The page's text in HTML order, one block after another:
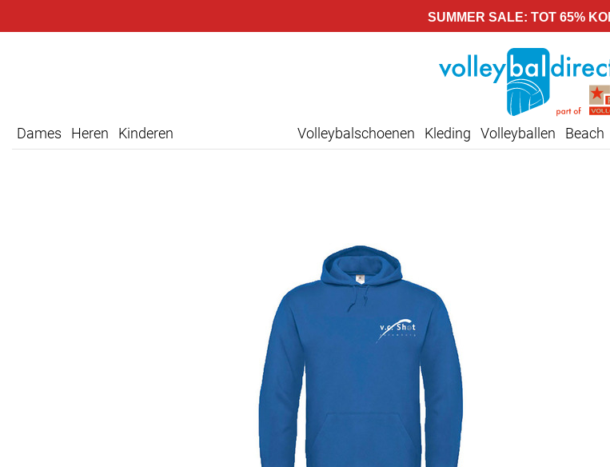
SUMMER SALE: TOT 65%
Dames Heren Kinderen Volleybalschoenen Kleding Volleyballen Beach